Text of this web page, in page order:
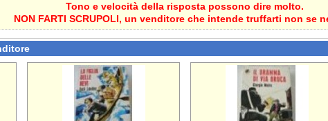
Tono e velocità della risposta possono dire molto.
NON FARTI SCRUPOLI, un venditore che intende truffarti non se